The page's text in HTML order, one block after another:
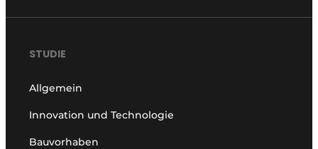
STUDIE
Allgemein
Innovation und Technologie
Bauvorhaben